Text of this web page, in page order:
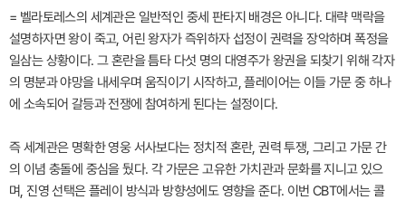
= 벨라토레스의 세계관은 일반적인 중세 판타지 배경은 아니다. 대략 맥락을
설명하자면 왕이 죽고, 어린 왕자가 즉위하자 섭정이 권력을 장악하며 폭정을
일삼는 상황이다. 그 혼란을 틈타 다섯 명의 대영주가 왕권을 되찾기 위해 각자
의 명분과 야망을 내세우며 움직이기 시작하고, 플레이어는 이들 가문 중 하나
에 소속되어 갈등과 전쟁에 참여하게 된다는 설정이다.
즉 세계관은 명확한 영웅 서사보다는 정치적 혼란, 권력 투쟁, 그리고 가문 간
의 이념 충돌에 중심을 뒀다. 각 가문은 고유한 가치관과 문화를 지니고 있으
며, 진영 선택은 플레이 방식과 방향성에도 영향을 준다. 이번 CBT에서는 콜